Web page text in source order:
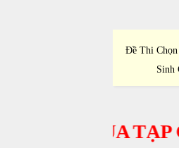
Đề Thi
MUA TẠP CHÍ